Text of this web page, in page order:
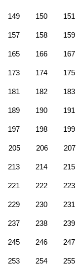
149 150 151
157 158 159
165 166 167
173 174 175
181 182 183
189 190 191
197 198 199
205 206 207
213 214 215
221 222 223
229 230 231
237 238 239
245 246 247
253 254 255